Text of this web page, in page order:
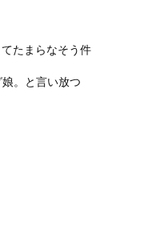
たまらなそう件
。と言い放つ